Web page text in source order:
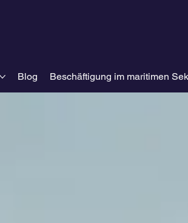
Blog Beschäftigung im maritimen